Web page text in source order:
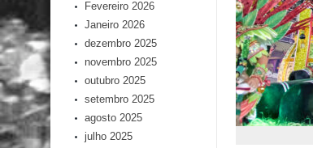
Fevereiro 2026
Janeiro 2026
dezembro 2025
novembro 2025
outubro 2025
setembro 2025
agosto 2025
julho 2025